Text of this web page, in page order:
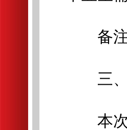
备注
三、
本次